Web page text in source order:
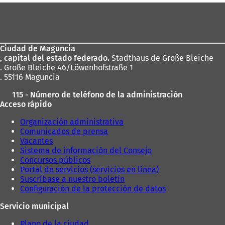
pies
Ciudad de Maguncia
, capital del estado federado. Stadthaus de Große Bleiche
. Große Bleiche 46/Löwenhofstraße 1
. 55116 Maguncia
115 - Número de teléfono de la administración
Acceso rápido
Organización administrativa
Comunicados de prensa
Vacantes
Sistema de información del Consejo
Concursos públicos
Portal de servicios (servicios en línea)
Suscríbase a nuestro boletín
Configuración de la protección de datos
Servicio municipal